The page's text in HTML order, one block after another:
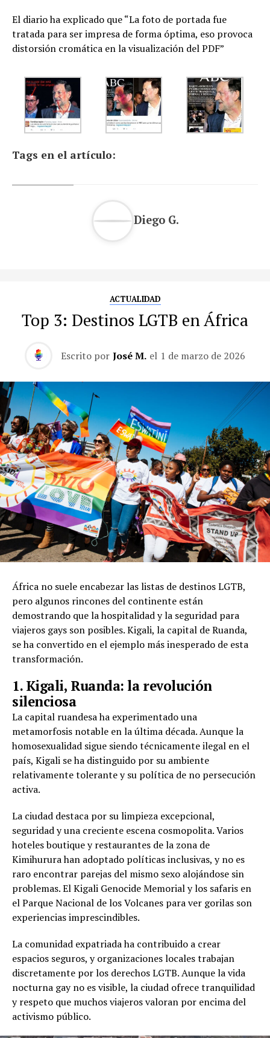
El diario ha explicado que “La foto de portada fue
tratada para ser impresa de forma óptima, eso provoca
distorsión cromática en la visualización del PDF”
Tags en el artículo:
Diego G.
ACTUALIDAD
Top 3: Destinos LGTB en África
Escrito por José M. el 1 de marzo de 2026
África no suele encabezar las listas de destinos LGTB,
pero algunos rincones del continente están
demostrando que la hospitalidad y la seguridad para
viajeros gays son posibles. Kigali, la capital de Ruanda,
se ha convertido en el ejemplo más inesperado de esta
transformación.
1. Kigali, Ruanda: la revolución
silenciosa
La capital ruandesa ha experimentado una
metamorfosis notable en la última década. Aunque la
homosexualidad sigue siendo técnicamente ilegal en el
país, Kigali se ha distinguido por su ambiente
relativamente tolerante y su política de no persecución
activa.
La ciudad destaca por su limpieza excepcional,
seguridad y una creciente escena cosmopolita. Varios
hoteles boutique y restaurantes de la zona de
Kimihurura han adoptado políticas inclusivas, y no es
raro encontrar parejas del mismo sexo alojándose sin
problemas. El Kigali Genocide Memorial y los safaris en
el Parque Nacional de los Volcanes para ver gorilas son
experiencias imprescindibles.
La comunidad expatriada ha contribuido a crear
espacios seguros, y organizaciones locales trabajan
discretamente por los derechos LGTB. Aunque la vida
nocturna gay no es visible, la ciudad ofrece tranquilidad
y respeto que muchos viajeros valoran por encima del
activismo público.